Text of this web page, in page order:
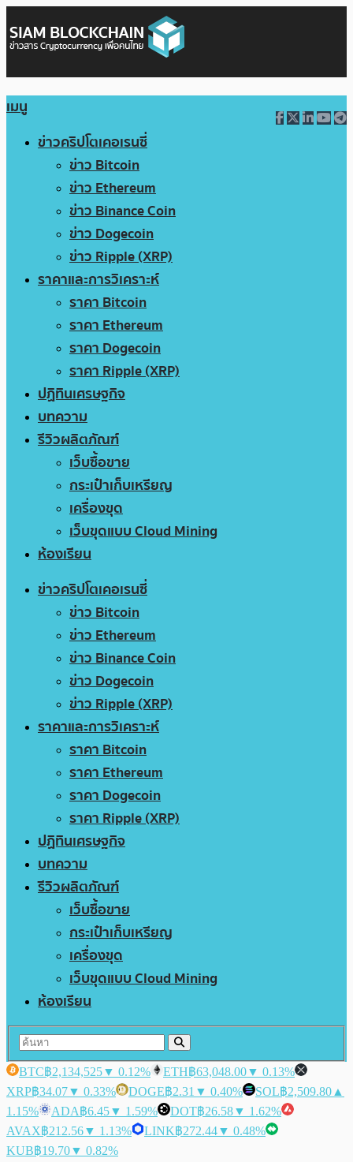
เมนู
ข่าวคริปโตเคอเรนซี่
ข่าว Bitcoin
ข่าว Ethereum
ข่าว Binance Coin
ข่าว Dogecoin
ข่าว Ripple (XRP)
ราคาและการวิเคราะห์
ราคา Bitcoin
ราคา Ethereum
ราคา Dogecoin
ราคา Ripple (XRP)
ปฏิทินเศรษฐกิจ
บทความ
รีวิวผลิตภัณฑ์
เว็บซื้อขาย
กระเป๋าเก็บเหรียญ
เครื่องขุด
เว็บขุดแบบ Cloud Mining
ห้องเรียน
ข่าวคริปโตเคอเรนซี่
ข่าว Bitcoin
ข่าว Ethereum
ข่าว Binance Coin
ข่าว Dogecoin
ข่าว Ripple (XRP)
ราคาและการวิเคราะห์
ราคา Bitcoin
ราคา Ethereum
ราคา Dogecoin
ราคา Ripple (XRP)
ปฏิทินเศรษฐกิจ
บทความ
รีวิวผลิตภัณฑ์
เว็บซื้อขาย
กระเป๋าเก็บเหรียญ
เครื่องขุด
เว็บขุดแบบ Cloud Mining
ห้องเรียน
BTC฿2,134,525▼ 0.12% ETH฿63,048.00▼ 0.13%
XRP฿34.07▼ 0.33% DOGE฿2.31 ▼ 0.40% SOL฿2,509.80 ▲
1.15%
ADA฿6.45▼ 1.59% DOT฿26.58▼ 1.62%
AVAX฿212.56▼ 1.13% LINK฿272.44▼ 0.48%
KUB฿19.70▼ 0.82%